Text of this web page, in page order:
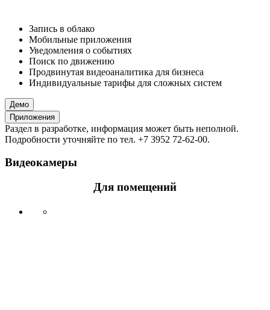
Запись в облако
Мобильные приложения
Уведомления о событиях
Поиск по движению
Продвинутая видеоаналитика для бизнеса
Индивидуальные тарифы для сложных систем
Демо
Приложения
Раздел в разработке, информация может быть неполной.
Подробности уточняйте по тел. +7 3952 72-62-00.
Видеокамеры
Для помещений